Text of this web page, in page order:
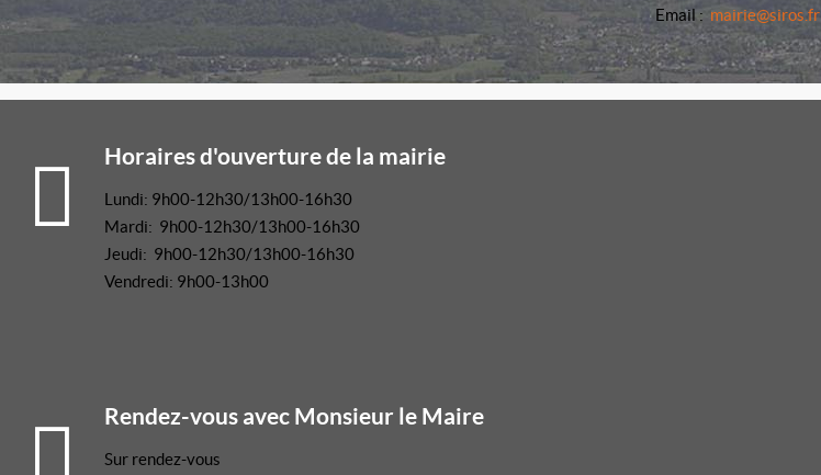
Email : mairie@siros.fr
Horaires d'ouverture de la mairie
Lundi: 9h00-12h30/13h00-16h30
Mardi: 9h00-12h30/13h00-16h30
Jeudi: 9h00-12h30/13h00-16h30
Vendredi: 9h00-13h00
Rendez-vous avec Monsieur le Maire
Sur rendez-vous